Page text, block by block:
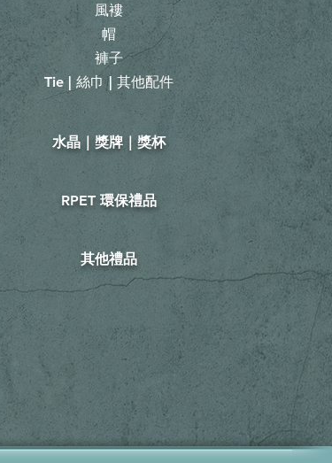
風褸
帽
褲子
Tie | 絲巾 | 其他配件
​水晶｜獎牌｜獎杯
RPET 環保禮品
其他禮品